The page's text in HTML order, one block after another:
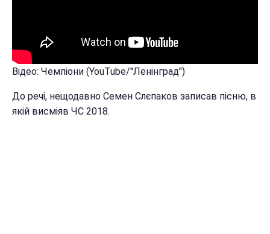
Відео: Чемпіони (YouTube/"Ленінград")
До речі, нещодавно Семен Слєпаков записав пісню, в
якій висміяв ЧС 2018.